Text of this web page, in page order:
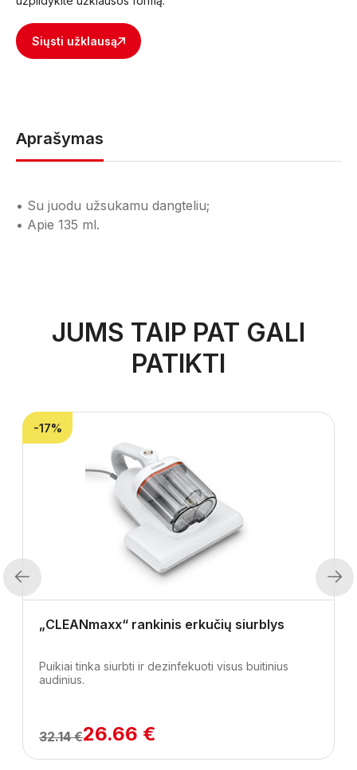
Siųsti užklausą
Aprašymas
• Su juodu užsukamu dangteliu;
• Apie 135 ml.
JUMS TAIP PAT GALI
PATIKTI
Previous
-17%
„CLEANmaxx“ rankinis erkučių siurblys
Puikiai tinka siurbti ir dezinfekuoti visus buitinius
audinius.
32.14 €26.66 €
Next